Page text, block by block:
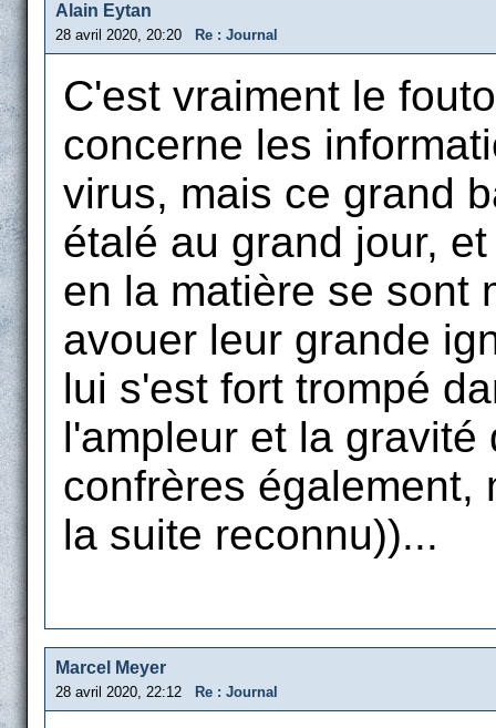
Alain Eytan
28 avril 2020, 20:20 Re : Journal
C'est vraiment le
concerne les
virus, mais ce grand
étalé au grand jour,
en la matière se sont
avouer leur grande
lui s'est fort trompé
l'ampleur et la
confrères également,
la suite reconnu))...
Marcel Meyer
28 avril 2020, 22:12 Re : Journal